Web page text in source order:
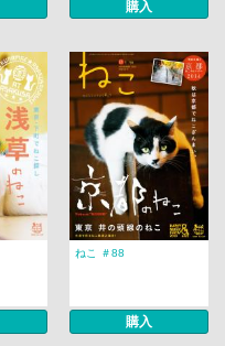
購入
ねこ ＃88
購入